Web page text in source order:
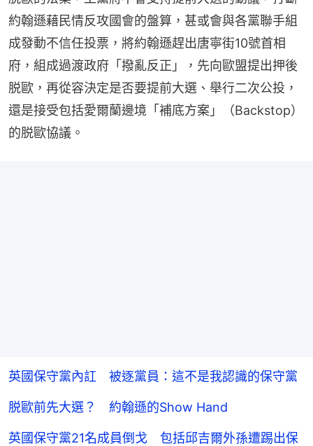
約翰遜藉民情反攻國會的盤算，甚或會與各黨聯手組
成發動不信任投票，將約翰遜趕出唐寧街10號首相
府，組成過渡政府「撥亂反正」，先向歐盟提出押後
脱歐，再從容決定是否要提前大選、舉行二次公投，
還是接受包括愛爾蘭邊境「補底方案」（Backstop）
的脱歐協議。
英國保守黨內訌 被逐黨員：這不是我認識的保守黨
脱歐前先大選？ 約翰遜的Show Hand
英國保守黨21名成員倒戈 包括邱吉爾外孫遭踢出保